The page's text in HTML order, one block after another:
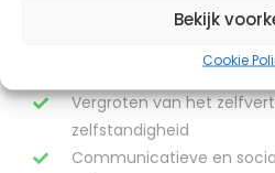
Bekijk
Cookie
Aan welke
gewerkt worden?
Vergroten van het
zelfstandigheid
Communicatieve en